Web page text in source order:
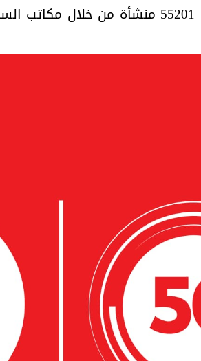
منشأة يعمل بها 55201 منشأة من